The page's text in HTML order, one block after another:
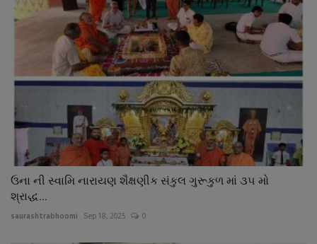
ઉના ની સ્વામિ નારાયણ શૈક્ષણીક સંકુલ ગુરૂકુળ માં ૩૫ મો
શ્રાદ્ધ...
saurashtrabhoomi Sep 18, 2025 0